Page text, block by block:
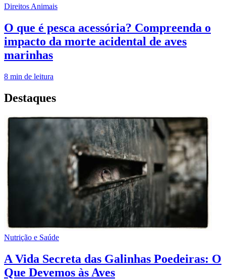
Direitos Animais
O que é pesca acessória? Compreenda o
impacto da morte acidental de aves
marinhas
8 min de leitura
Destaques
Nutrição e Saúde
A Vida Secreta das Galinhas Poedeiras: O
Que Devemos às Aves